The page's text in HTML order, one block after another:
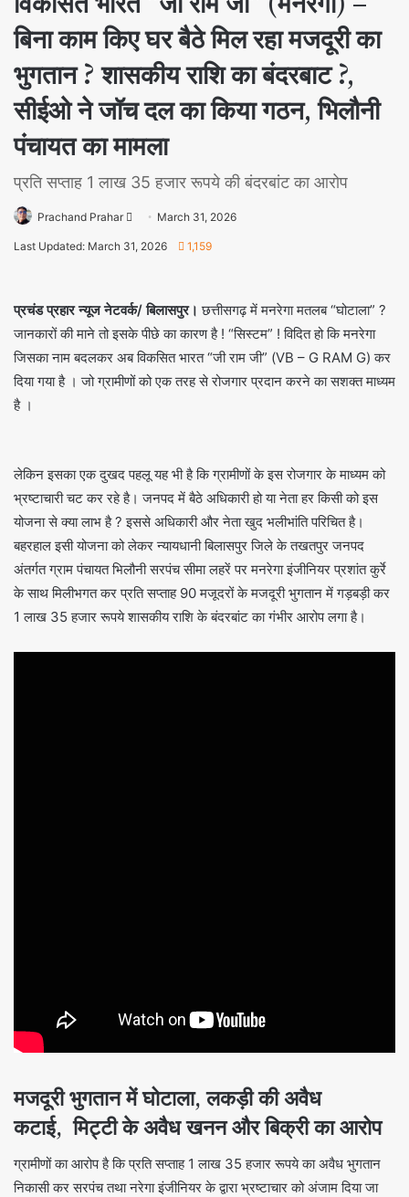
बिना काम किए घर बैठे मिल रहा मजदूरी का
भुगतान ? शासकीय राशि का बंदरबाट ?,
सीईओ ने जॉच दल का किया गठन, भिलौनी
पंचायत का मामला
प्रति सप्ताह 1 लाख 35 हजार रूपये की बंदरबांट का आरोप
Prachand Prahar March 31, 2026
Last Updated: March 31, 2026 1,159
प्रचंड प्रहार न्यूज नेटवर्क/ बिलासपुर। छत्तीसगढ़ में मनरेगा मतलब “घोटाला” ?
जानकारों की माने तो इसके पीछे का कारण है ! “सिस्टम” ! विदित हो कि मनरेगा
जिसका नाम बदलकर अब विकसित भारत “जी राम जी” (VB – G RAM G) कर
दिया गया है । जो ग्रामीणों को एक तरह से रोजगार प्रदान करने का सशक्त माध्यम
है ।
लेकिन इसका एक दुखद पहलू यह भी है कि ग्रामीणों के इस रोजगार के माध्यम को
भ्रष्टाचारी चट कर रहे है। जनपद में बैठे अधिकारी हो या नेता हर किसी को इस
योजना से क्या लाभ है ? इससे अधिकारी और नेता खुद भलीभांति परिचित है।
बहरहाल इसी योजना को लेकर न्यायधानी बिलासपुर जिले के तखतपुर जनपद
अंतर्गत ग्राम पंचायत भिलौनी सरपंच सीमा लहरें पर मनरेगा इंजीनियर प्रशांत कुर्रे
के साथ मिलीभगत कर प्रति सप्ताह 90 मजूदरों के मजदूरी भुगतान में गड़बड़ी कर
1 लाख 35 हजार रूपये शासकीय राशि के बंदरबांट का गंभीर आरोप लगा है।
मजदूरी भुगतान में घोटाला, लकड़ी की अवैध
कटाई, मिट्टी के अवैध खनन और बिक्री का आरोप
ग्रामीणों का आरोप है कि प्रति सप्ताह 1 लाख 35 हजार रूपये का अवैध भुगतान
निकासी कर सरपंच तथा नरेगा इंजीनियर के द्वारा भ्रष्टाचार को अंजाम दिया जा